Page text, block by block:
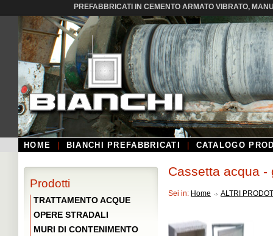
PREFABBRICATI IN CEMENTO ARMATO VIBRATO,
HOME BIANCHI PREFABBRICATI CATALOGO
Cassetta acqua -
Sei in: Home ALTRI
Prodotti
TRATTAMENTO ACQUE
OPERE STRADALI
MURI DI CONTENIMENTO